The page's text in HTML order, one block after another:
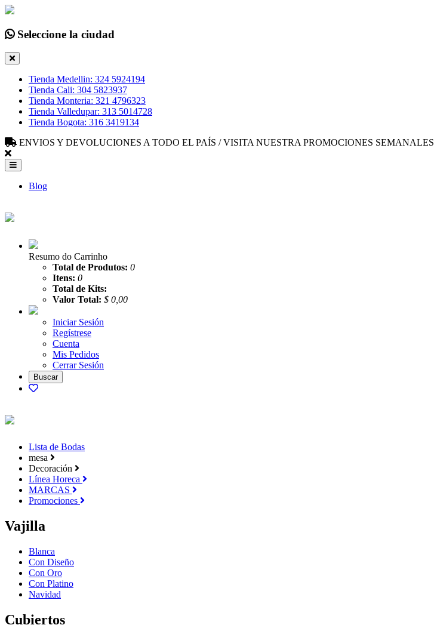
Seleccione la ciudad
Tienda Medellin: 324 5924194
Tienda Cali: 304 5823937
Tienda Monteria: 321 4796323
Tienda Valledupar: 313 5014728
Tienda Bogota: 316 3419134
ENVIOS Y DEVOLUCIONES A TODO EL PAÍS / VISITA NUESTRA PROMOCIONES SEMANALES
Blog
Resumo do Carrinho
Total de Produtos: 0
Itens: 0
Total de Kits:
Valor Total: $ 0,00
Iniciar Sesión
Regístrese
Cuenta
Mis Pedidos
Cerrar Sesión
Lista de Bodas
mesa
Decoración
Línea Horeca
MARCAS
Promociones
Vajilla
Blanca
Con Diseño
Con Oro
Con Platino
Navidad
Cubiertos